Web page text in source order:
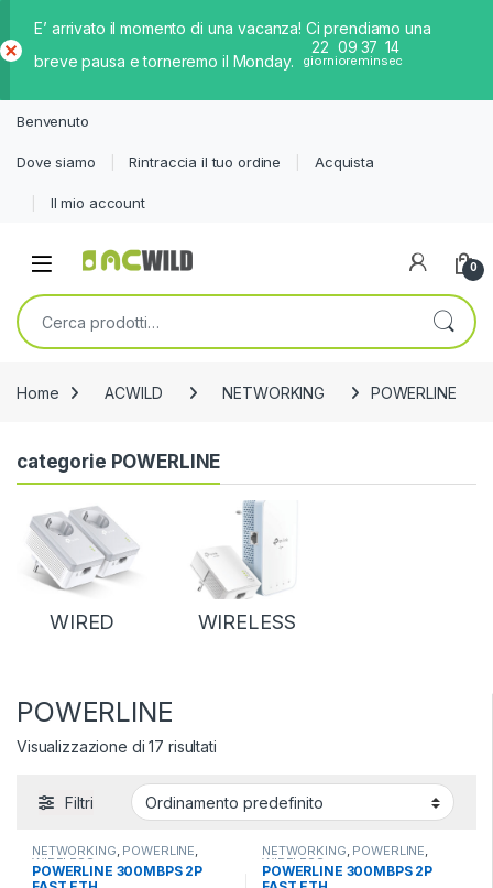
E’ arrivato il momento di una vacanza! Ci prendiamo una
breve pausa e torneremo il Monday.
22
giorni
09
ore
37
min
14
sec
iud
Benvenuto
Dove siamo Rintraccia il tuo ordine Acquista
Il mio account
0
Cerca:
Home ACWILD NETWORKING POWERLINE
categorie POWERLINE
WIRED WIRELESS
POWERLINE
Visualizzazione di 17 risultati
Filtri
NETWORKING, POWERLINE,
WIRELESS
POWERLINE 300MBPS 2P
NETWORKING, POWERLINE,
WIRELESS
POWERLINE 300MBPS 2P